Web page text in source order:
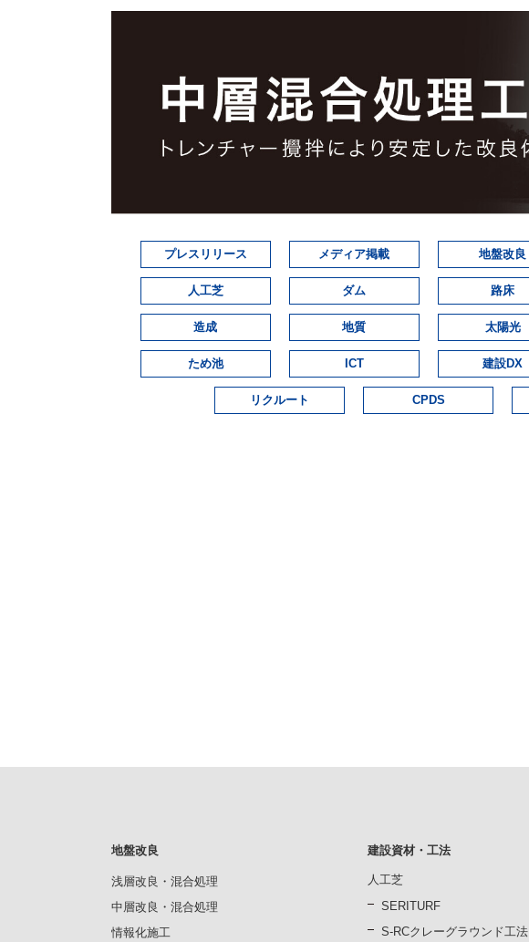
プレスリリース メディア掲載 地盤改良
人工芝 ダム 路床
造成 地質 太陽光
ため池 ICT 建設DX
リクルート CPDS
地盤改良
浅層改良・混合処理
中層改良・混合処理
情報化施工
建設資材・工法
人工芝
SERITURF
S-RCクレーグラウンド工法